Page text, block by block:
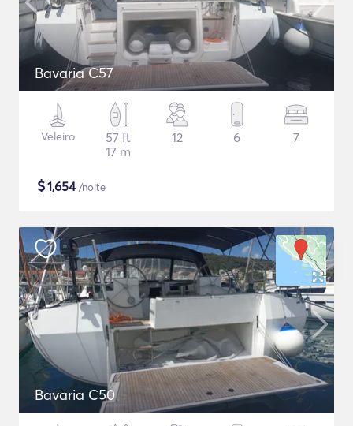
Bavaria C57
Veleiro
57 ft
17 m
12 6 7
$1,654/noite
Bavaria C50